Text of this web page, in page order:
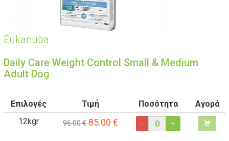
Eukanuba
Daily Care Weight Control Small & Medium
Adult Dog
Επιλογές Τιμή Ποσότητα
Αγορά
12kgr
96.00 € 85.00€ - +